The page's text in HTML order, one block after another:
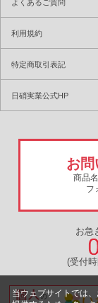
よくあるご質問
利用規約
特定商取引表記
日硝実業公式HP
お問
商品
フ
お急
(受付
当ウェブサイトでは